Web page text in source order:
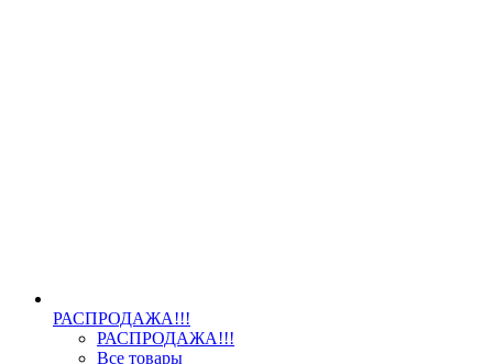
РАСПРОДАЖА!!!
РАСПРОДАЖА!!!
Все товары